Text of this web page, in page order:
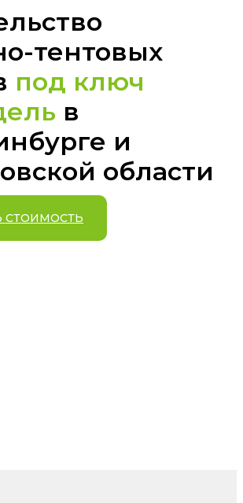
тентовых
под ключ
в
и
области
СТОИМОСТЬ